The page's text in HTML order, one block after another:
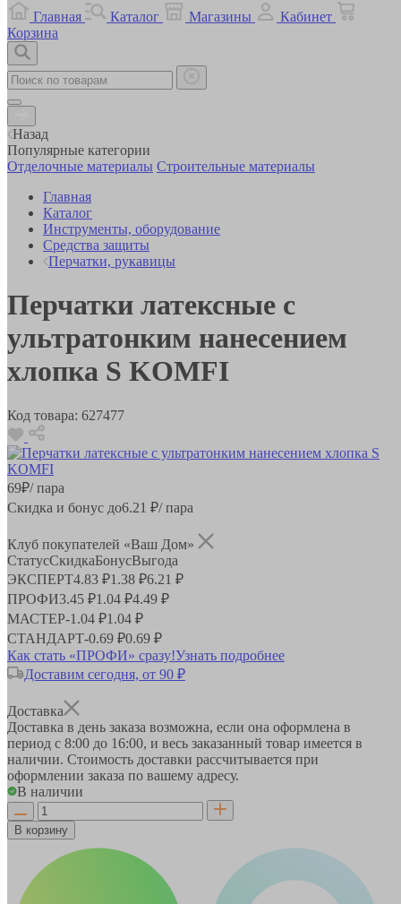
Главная
Каталог Магазины
Кабинет
Корзина
Назад
Популярные категории
Отделочные материалы Строительные материалы
Главная
Каталог
Инструменты, оборудование
Средства защиты
Перчатки, рукавицы
Перчатки латексные с
ультратонким нанесением
хлопка S KOMFI
Код товара: 627477
69₽/ пара
Скидка и бонус до6.21 ₽/ пара
Клуб покупателей «Ваш Дом»
СтатусСкидкаБонусВыгода
ЭКСПЕРТ4.83 ₽1.38 ₽6.21 ₽
ПРОФИ3.45 ₽1.04 ₽4.49 ₽
МАСТЕР-1.04 ₽1.04 ₽
СТАНДАРТ-0.69 ₽0.69 ₽
Как стать «ПРОФИ» сразу!Узнать подробнее
Доставим сегодня, от 90 ₽
Доставка
Доставка в день заказа возможна, если она оформлена в
период с 8:00 до 16:00, и весь заказанный товар имеется в
наличии. Стоимость доставки рассчитывается при
оформлении заказа по вашему адресу.
В наличии
В корзину